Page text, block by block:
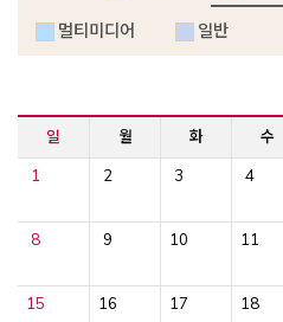
멀티미디어 일반
일 월 화 수
1 2 3 4
8 9 10 11
15 16 17 18